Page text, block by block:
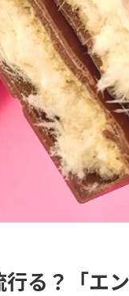
る？「エ